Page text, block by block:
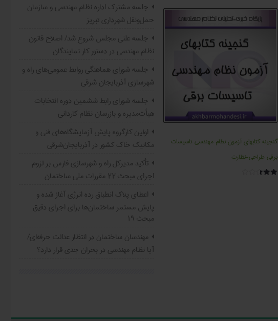
گنجینه کتابهای آزمون نظام مهندسی تاسیسات
برقی طراحی-نظارت
جلسه مشترک اداره نظام مهندسی و سازمان
حمل‌ونقل شهرداری تبریز
جلسه علنی مجلس شروع شد/ اصلاح قانون
نظام مهندسی در دستور کار نمایندگان
جلسه شورای هماهنگی روابط عمومی‌های راه و
شهرسازی آذربایجان شرقی
جلسه شورای رابط ششمین دوره انتخابات
هیأت‌مدیره و بازرسان نظام کاردانی
اولین کارگروه پایش آزمایشگاه‌های فنی و
مکانیک خاک کشور در آذربایجان‌شرقی
تأکید مدیرکل راه و شهرسازی فارس بر لزوم
اجرای مبحث ۲۲ مقررات ملی ساختمان
اعطای پلاک انطباق رده انرژی آغاز شده و
پایش مستمر ساختمان‌ها برای اجرای دقیق
مبحث ۱۹
مهندسان ‌ساختمان در انتظار عدالت حرفه‌ای/
‌‌آیا نظام مهندسی در بحران جدی قرار دارد؟